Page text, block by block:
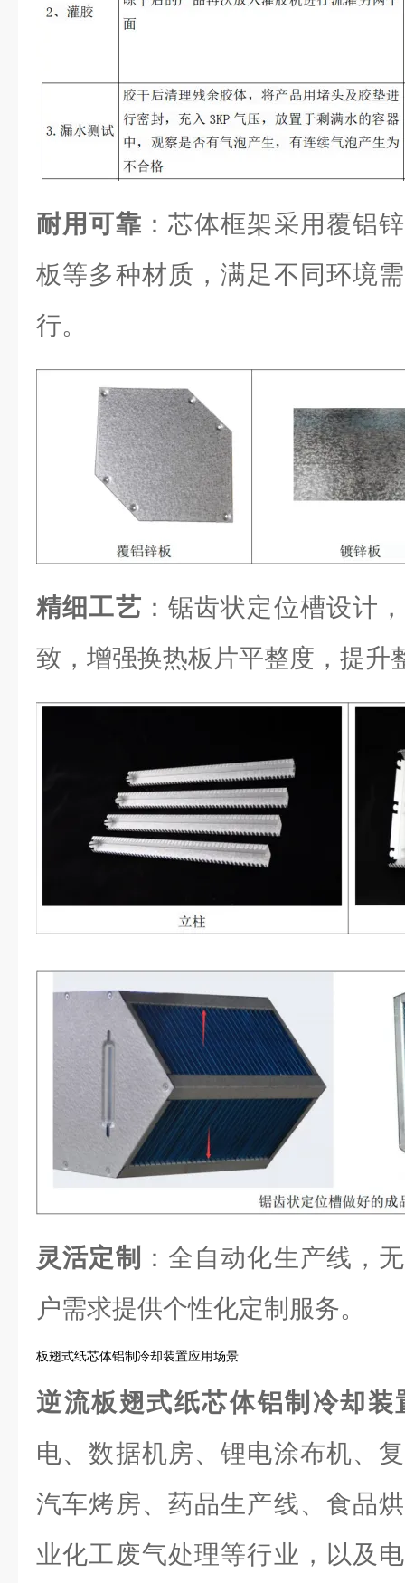
耐用可靠 ：芯体框架采用覆铝
板等多种材质，满足不同环境
行。
精细工艺 ：锯齿状定位槽设计
致，增强换热板片平整度，提升
灵活定制
：全自动化生产线，
户需求提供个性化定制服务。
板翅式纸芯体铝制冷却装置应用场景
逆流板翅式纸芯体铝制冷却装
电、数据机房、锂电涂布机、
汽车烤房、药品生产线、食品
业化工废气处理等行业，以及